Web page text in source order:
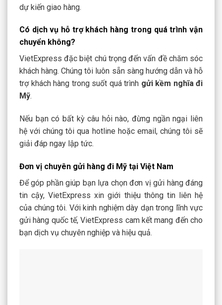
dự kiến giao hàng.
Có dịch vụ hỗ trợ khách hàng trong quá trình vận
chuyển không?
VietExpress đặc biệt chú trọng đến vấn đề chăm sóc
khách hàng. Chúng tôi luôn sẵn sàng hướng dẫn và hỗ
trợ khách hàng trong suốt quá trình gửi kềm nghĩa đi
Mỹ.
Nếu bạn có bất kỳ câu hỏi nào, đừng ngần ngại liên
hệ với chúng tôi qua hotline hoặc email, chúng tôi sẽ
giải đáp ngay lập tức.
Đơn vị chuyên gửi hàng đi Mỹ tại Việt Nam
Để góp phần giúp bạn lựa chọn đơn vị gửi hàng đáng
tin cậy, VietExpress xin giới thiệu thông tin liên hệ
của chúng tôi. Với kinh nghiệm dày dạn trong lĩnh vực
gửi hàng quốc tế, VietExpress cam kết mang đến cho
bạn dịch vụ chuyên nghiệp và hiệu quả.